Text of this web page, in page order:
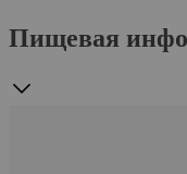
Пищевая